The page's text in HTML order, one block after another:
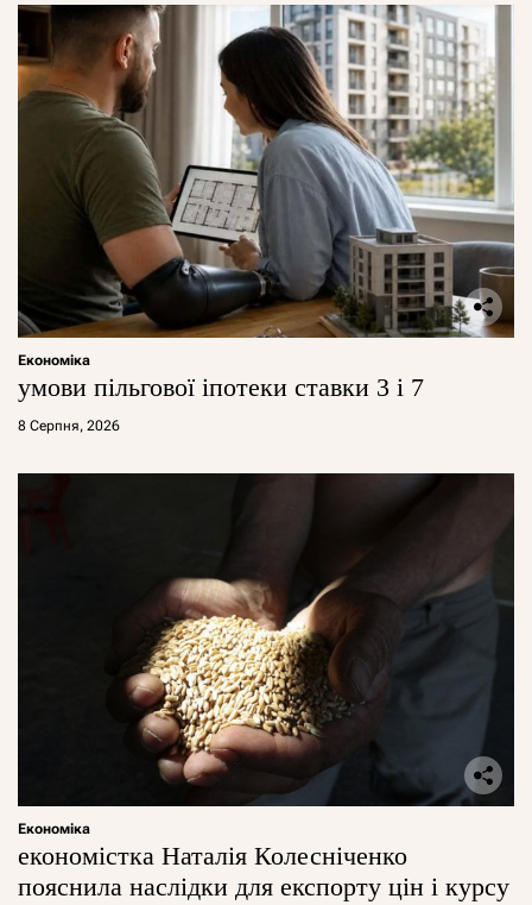
Економіка
умови пільгової іпотеки ставки 3 і 7
8 Серпня, 2026
Економіка
економістка Наталія Колесніченко
пояснила наслідки для експорту цін і курсу